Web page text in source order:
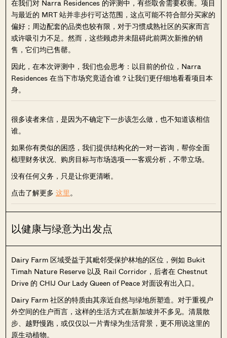
在我们对 Narra Residences 的评测中，有些取舍需要权衡。项目
与最近的 MRT 站并非步行可达范围，这点可能不符合部分买家的
偏好；周边配套的品类也较有限，对于习惯成熟社区的买家而言
或许吸引力不足。然而，这些顾虑并未阻碍此前两次新推的销
售，它们均已售罄。
因此，在本次评测中，我们也会思考：以目前的价位，Narra
Residences 在当下市场究竟适合谁？让我们更仔细地看看项目本
身。
很多读者来信，是因为不确定下一步该怎么做，也不知道该相信
谁。
如果你有类似的困惑，我们提供结构化的一对一咨询，帮你全面
梳理财务状况、购房目标与市场选项——客观分析，不带立场。
没有任何义务，只是让你更清晰。
点击了解更多这里。
以健康与绿意为出发点
Dairy Farm 区域受益于其毗邻受保护林地的区位，例如 Bukit
Timah Nature Reserve 以及 Rail Corridor，后者在 Chestnut
Drive 的 CHIJ Our Lady Queen of Peace 对面设有出入口。
Dairy Farm 社区的特质由其亲近自然与绿地所塑造。对于重视户
外空间的住户而言，这样的生活方式在新加坡并不多见。清晨散
步、越野慢跑，或仅仅以一片青绿为生活背景，更不用说这里的
原生动植物。